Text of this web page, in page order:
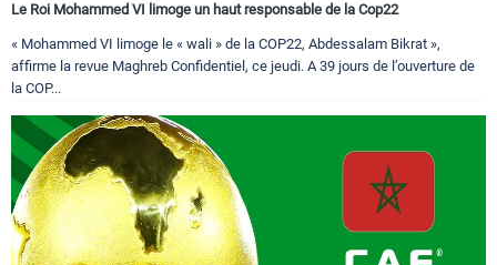
Le Roi Mohammed VI limoge un haut responsable de la Cop22
« Mohammed VI limoge le « wali » de la COP22, Abdessalam Bikrat »,
affirme la revue Maghreb Confidentiel, ce jeudi. A 39 jours de l’ouverture de
la COP...